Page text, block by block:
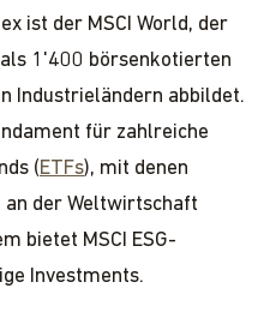
ist der MSCI World, der
1'400 börsenkotierten
Industrieländern abbildet.
für zahlreiche
(ETFs), mit denen
der Weltwirtschaft
bietet MSCI ESG-
Investments.